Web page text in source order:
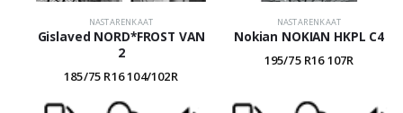
NASTARENKAAT
Gislaved NORD*FROST VAN
2
185/75 R16 104/102R
NASTARENKAAT
Nokian NOKIAN HKPL C4
195/75 R16 107R